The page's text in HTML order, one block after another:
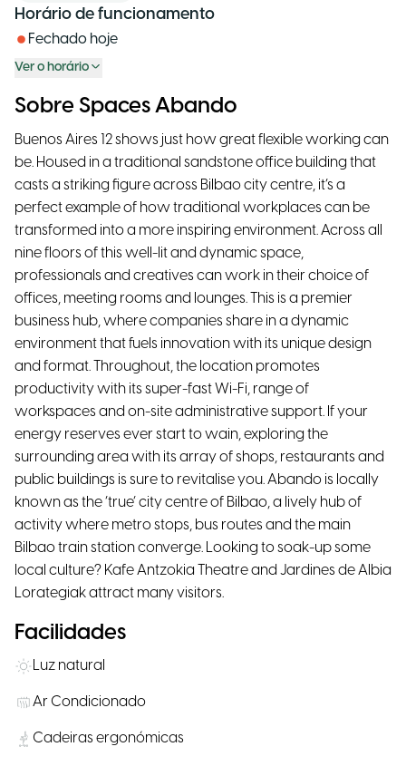
Horário de funcionamento
Fechado hoje
Ver o horário
Sobre Spaces Abando
Buenos Aires 12 shows just how great flexible working can
be. Housed in a traditional sandstone office building that
casts a striking figure across Bilbao city centre, it’s a
perfect example of how traditional workplaces can be
transformed into a more inspiring environment. Across all
nine floors of this well-lit and dynamic space,
professionals and creatives can work in their choice of
offices, meeting rooms and lounges. This is a premier
business hub, where companies share in a dynamic
environment that fuels innovation with its unique design
and format. Throughout, the location promotes
productivity with its super-fast Wi-Fi, range of
workspaces and on-site administrative support. If your
energy reserves ever start to wain, exploring the
surrounding area with its array of shops, restaurants and
public buildings is sure to revitalise you. Abando is locally
known as the ‘true’ city centre of Bilbao, a lively hub of
activity where metro stops, bus routes and the main
Bilbao train station converge. Looking to soak-up some
local culture? Kafe Antzokia Theatre and Jardines de Albia
Lorategiak attract many visitors.
Facilidades
Luz natural
Ar Condicionado
Cadeiras ergonómicas